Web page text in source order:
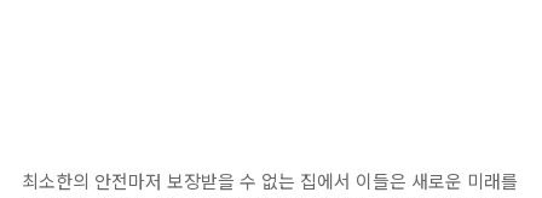
최소한의 안전마저 보장받을 수 없는 집에서 이들은 새로운 미래를